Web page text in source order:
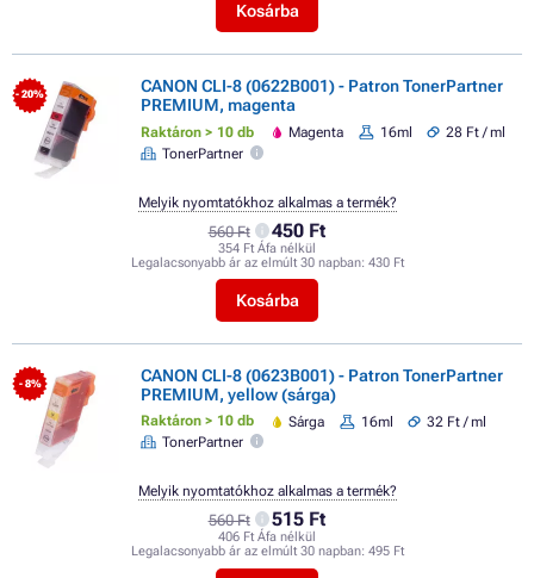
Kosárba
- 20%
CANON CLI-8 (0622B001) - Patron TonerPartner
PREMIUM, magenta
Raktáron > 10 db Magenta 16ml
28 Ft / ml
TonerPartner
560 Ft 450 Ft
354 Ft Áfa nélkül
Legalacsonyabb ár az elmúlt 30 napban: 430 Ft
Kosárba
Melyik nyomtatókhoz alkalmas a termék?
- 8%
CANON CLI-8 (0623B001) - Patron TonerPartner
PREMIUM, yellow (sárga)
Raktáron > 10 db Sárga 16ml
32 Ft / ml
TonerPartner
560 Ft 515 Ft
406 Ft Áfa nélkül
Legalacsonyabb ár az elmúlt 30 napban: 495 Ft
Melyik nyomtatókhoz alkalmas a termék?